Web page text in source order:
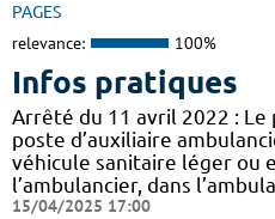
PAGES
relevance: 100%
Infos pratiques
Arrêté du 11 avril 2022 :
poste d’auxiliaire
véhicule sanitaire léger ou
l’ambulancier, dans
15/04/2025 17:00